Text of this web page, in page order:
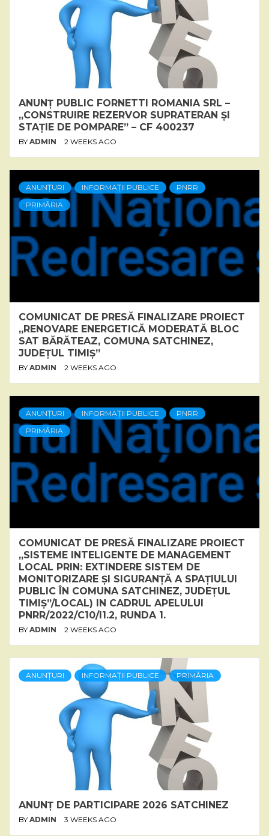
ANUNȚ PUBLIC FORNETTI ROMANIA SRL –
„CONSTRUIRE REZERVOR SUPRATERAN ȘI
STAȚIE DE POMPARE” – CF 400237
BY ADMIN 2 WEEKS AGO
ANUNȚURI INFORMAȚII PUBLICE
PNRR
PRIMĂRIA
COMUNICAT DE PRESĂ FINALIZARE PROIECT
„RENOVARE ENERGETICĂ MODERATĂ BLOC
SAT BĂRĂTEAZ, COMUNA SATCHINEZ,
JUDEȚUL TIMIȘ”
BY ADMIN 2 WEEKS AGO
ANUNȚURI INFORMAȚII PUBLICE
PNRR
PRIMĂRIA
COMUNICAT DE PRESĂ FINALIZARE PROIECT
„SISTEME INTELIGENTE DE MANAGEMENT
LOCAL PRIN: EXTINDERE SISTEM DE
MONITORIZARE ȘI SIGURANȚĂ A SPAȚIULUI
PUBLIC ÎN COMUNA SATCHINEZ, JUDEȚUL
TIMIȘ”/LOCAL) IN CADRUL APELULUI
PNRR/2022/C10/I1.2, RUNDA 1.
BY ADMIN 2 WEEKS AGO
ANUNȚURI INFORMAȚII PUBLICE PRIMĂRIA
ANUNȚ DE PARTICIPARE 2026 SATCHINEZ
BY ADMIN 3 WEEKS AGO